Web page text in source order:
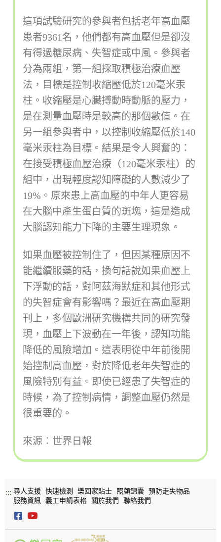
這項試驗研究的參與者包括老年高血壓
患者9361名，他們都有高血壓但是卻沒
有得過糖尿病、失智症或中風。參與者
分為兩組，第一組採取積極治療血壓
法，目標是控制收縮壓低於120毫米汞
柱。收縮壓是心臟搏動時動脈的壓力，
是在測量血壓時是較高的那個數值。在
另一組參與者中，以控制收縮壓低於140
毫米汞柱為目標。結果是令人興奮的：
在接受積極血壓治療（120毫米汞柱）的
組中，出現輕度認知障礙的人數減少了
19%。原來患上高血壓的中年人更容易
在大腦中產生蛋白質的斑塊，這是造成
大腦認知能力下降的主要生理現象。
如果血壓被控制住了，但因某種原因不
能繼續服藥的話，換句話說如果血壓上
下浮動的話，對阿茲海默症和其他形式
的失智症會有影響嗎？最近在高血壓期
刊上，多個歐洲研究機構共同的研究發
現，血壓上下波動在一年後，認知功能
降低的風險增加。這表明從中年前後開
始控制高血壓，對於降低老年失智症的
風險特別有益。即使已經患了失智症的
時候，為了控制病情，調整血壓仍然是
很重要的。
來源︰世界日報
::: 尋人支援 快速檢測 樂回家貼士 照顧錦囊
預防走失物品
服務資訊
義工申請表格 關於我們 聯絡我們